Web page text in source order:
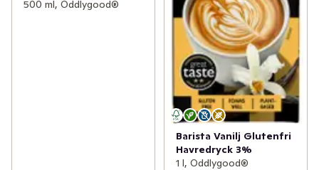
500 ml, Oddlygood®
Barista Vanilj Glutenfri
Havredryck 3%
1 l, Oddlygood®